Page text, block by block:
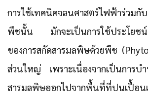
การใช้เทคนิคจลนศาสตร์ไฟฟ้าร่วมกับ
พืชนั้น มักจะเป็นการใช้ประโยชน์
ของการสกัดสารมลพิษด้วยพืช
ส่วนใหญ่ เพราะเนื่องจากเป็นการบ
สารมลพิษออกไปจากพื้นที่ที่ปนเปื้อ